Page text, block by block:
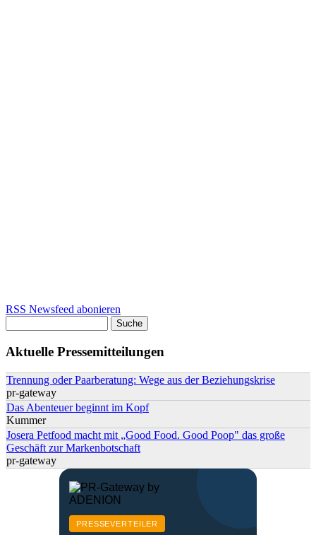
RSS Newsfeed abonieren
Aktuelle Pressemitteilungen
Trennung oder Paarberatung: Wege aus der Beziehungskrise
pr-gateway
Das Abenteuer beginnt im Kopf
Kummer
Josera Petfood macht mit „Good Food. Good Poop" das große
Geschäft zur Markenbotschaft
pr-gateway
PRESSEVERTEILER